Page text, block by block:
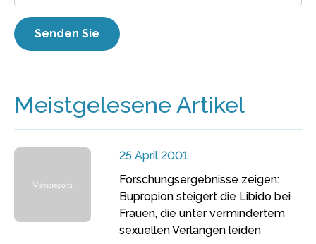
Meistgelesene Artikel
25 April 2001
Forschungsergebnisse zeigen:
Bupropion steigert die Libido bei
Frauen, die unter vermindertem
sexuellen Verlangen leiden